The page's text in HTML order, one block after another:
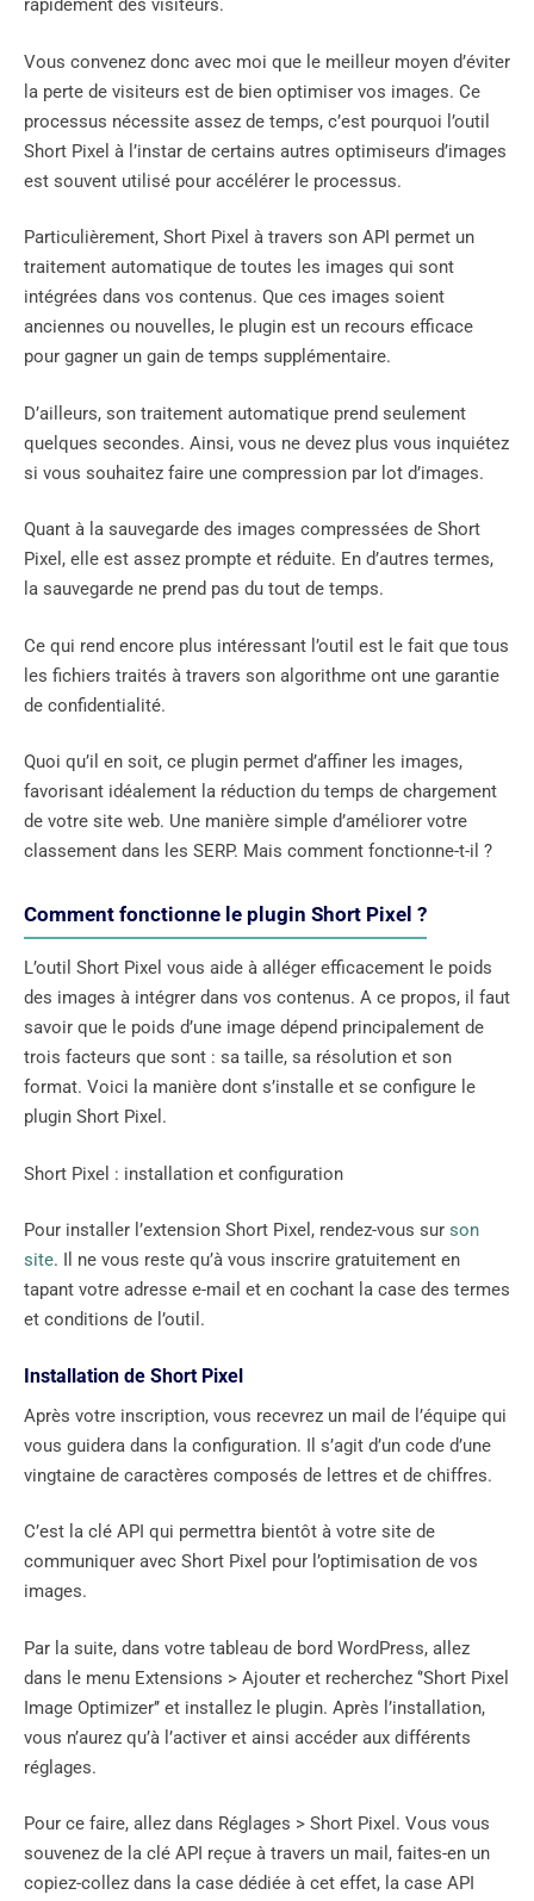
rapidement des visiteurs.
Vous convenez donc avec moi que le meilleur moyen d’éviter
la perte de visiteurs est de bien optimiser vos images. Ce
processus nécessite assez de temps, c’est pourquoi l’outil
Short Pixel à l’instar de certains autres optimiseurs d’images
est souvent utilisé pour accélérer le processus.
Particulièrement, Short Pixel à travers son API permet un
traitement automatique de toutes les images qui sont
intégrées dans vos contenus. Que ces images soient
anciennes ou nouvelles, le plugin est un recours efficace
pour gagner un gain de temps supplémentaire.
D’ailleurs, son traitement automatique prend seulement
quelques secondes. Ainsi, vous ne devez plus vous inquiétez
si vous souhaitez faire une compression par lot d’images.
Quant à la sauvegarde des images compressées de Short
Pixel, elle est assez prompte et réduite. En d’autres termes,
la sauvegarde ne prend pas du tout de temps.
Ce qui rend encore plus intéressant l’outil est le fait que tous
les fichiers traités à travers son algorithme ont une garantie
de confidentialité.
Quoi qu’il en soit, ce plugin permet d’affiner les images,
favorisant idéalement la réduction du temps de chargement
de votre site web. Une manière simple d’améliorer votre
classement dans les SERP. Mais comment fonctionne-t-il ?
Comment fonctionne le plugin Short Pixel ?
L’outil Short Pixel vous aide à alléger efficacement le poids
des images à intégrer dans vos contenus. A ce propos, il faut
savoir que le poids d’une image dépend principalement de
trois facteurs que sont : sa taille, sa résolution et son
format. Voici la manière dont s’installe et se configure le
plugin Short Pixel.
Short Pixel : installation et configuration
Pour installer l’extension Short Pixel, rendez-vous sur son
site. Il ne vous reste qu’à vous inscrire gratuitement en
tapant votre adresse e-mail et en cochant la case des termes
et conditions de l’outil.
Installation de Short Pixel
Après votre inscription, vous recevrez un mail de l’équipe qui
vous guidera dans la configuration. Il s’agit d’un code d’une
vingtaine de caractères composés de lettres et de chiffres.
C’est la clé API qui permettra bientôt à votre site de
communiquer avec Short Pixel pour l’optimisation de vos
images.
Par la suite, dans votre tableau de bord WordPress, allez
dans le menu Extensions > Ajouter et recherchez ‘’Short Pixel
Image Optimizer’’ et installez le plugin. Après l’installation,
vous n’aurez qu’à l’activer et ainsi accéder aux différents
réglages.
Pour ce faire, allez dans Réglages > Short Pixel. Vous vous
souvenez de la clé API reçue à travers un mail, faites-en un
copiez-collez dans la case dédiée à cet effet, la case API